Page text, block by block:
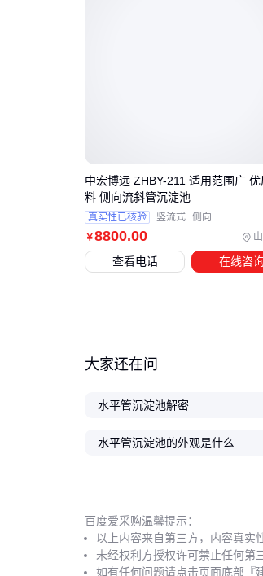
￥8800.00
中宏博远 ZHBY-211 适用范围广
料 侧向流斜管沉淀池
真实性已核验 竖流式 侧向
查看电话 在线咨
大家还在问
水平管沉淀池解密
水平管沉淀池的外观是什么
百度爱采购温馨提示：
以上内容来自第三方，内容真实
未经权利方授权许可禁止任何第
如有任何问题请点击页面底部『